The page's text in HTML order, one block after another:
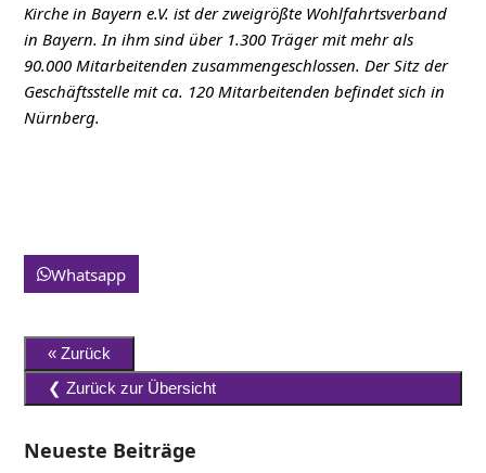
Kirche in Bayern e.V. ist der zweigrößte Wohlfahrtsverband
in Bayern. In ihm sind über 1.300 Träger mit mehr als
90.000 Mitarbeitenden zusammengeschlossen. Der Sitz der
Geschäftsstelle mit ca. 120 Mitarbeitenden befindet sich in
Nürnberg.
Whatsapp
Neueste Beiträge